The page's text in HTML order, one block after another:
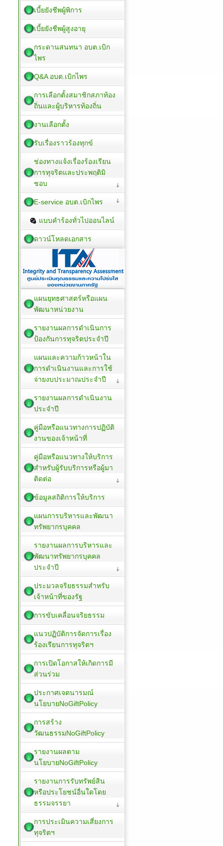
เบี้ยยังชีพผู้พิการ
เบี้ยยังชีพผู้สูงอายุ
กระดานสนทนา อบต.เบิก
ไพร
Q&A อบต.เบิกไพร
การเลือกตั้งสมาชิกสภาท้อง
ถิ่นและผู้บริหารท้องถิ่น
งานเลือกตั้ง
รับเรื่องราวร้องทุกข์
ช่องทางแจ้งเรื่องร้องเรียน
การทุจริตและประพฤติมิ
ชอบ
E-service อบต.เบิกไพร
แบบคำร้องทั่วไปออนไลน์
ดาวน์โหลดเอกสาร
แผนยุทธศาสตร์หรือแผน
พัฒนาหน่วยงาน
รายงานผลการดำเนินการ
ป้องกันการทุจริตประจำปี
แผนและความก้าวหน้าใน
การดำเนินงานและการใช้
จ่ายงบประมาณประจำปี
รายงานผลการดำเนินงาน
ประจำปี
คู่มือหรือแนวทางการปฏิบัติ
งานของเจ้าหน้าที่
คู่มือหรือแนวทางให้บริการ
สำหรับผู้รับบริการหรือผู้มา
ติดต่อ
ข้อมูลสถิติการให้บริการ
แผนการบริหารและพัฒนา
ทรัพยากรบุคคล
รายงานผลการบริหารและ
พัฒนาทรัพยากรบุคคล
ประจำปี
ประมวลจริยธรรมสำหรับ
เจ้าหน้าที่ของรัฐ
การขับเคลื่อนจริยธรรม
แนวปฏิบัติการจัดการเรื่อง
ร้องเรียนการทุจริตฯ
การเปิดโอกาสให้เกิดการมี
ส่วนร่วม
ประกาศเจตนารมณ์
นโยบายNoGiftPolicy
การสร้าง
วัฒนธรรมNoGiftPolicy
รายงานผลตาม
นโยบายNoGiftPolicy
รายงานการรับทรัพย์สิน
หรือประโยชน์อื่นใดโดย
ธรรมจรรยา
การประเมินความเสี่ยงการ
ทุจริตฯ